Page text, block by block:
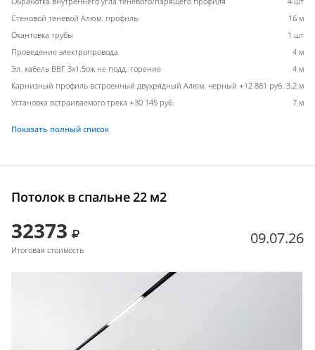
Стеновой теневой Алюм. профиль
16 м
Окантовка трубы
1 шт
Проведение электропровода
4 м
Эл. кабель ВВГ 3х1.5ож не подд. горение
4 м
Карнизный профиль встроенный двухрядный Алюм. черный +12 881 руб. 3.2 м
Установка встраиваемого трека +30 145 руб.
7 м
Показать полный список
Потолок в спальне 22 м2
32373
Итоговая стоимость
09.07.26